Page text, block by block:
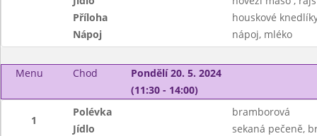
Příloha
houskové
Nápoj
nápoj, mléko
Menu Chod
Pondělí 20. 5. 2024
(11:30 - 14:00)
1
Polévka
bramborová
Jídlo
sekaná pečeně,